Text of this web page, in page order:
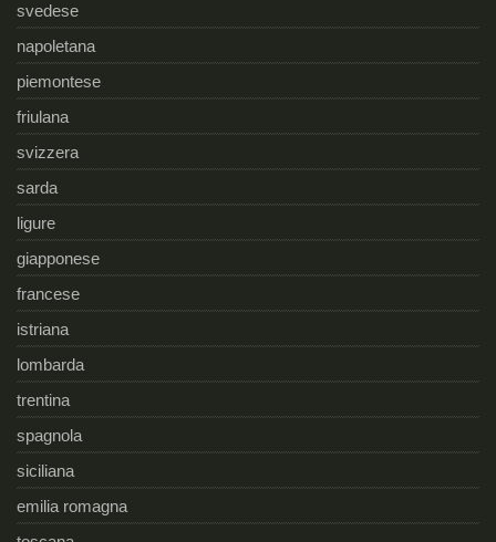
svedese
napoletana
piemontese
friulana
svizzera
sarda
ligure
giapponese
francese
istriana
lombarda
trentina
spagnola
siciliana
emilia romagna